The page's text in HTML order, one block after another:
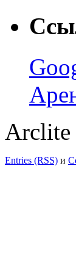
Arclite
Entries (RSS) и